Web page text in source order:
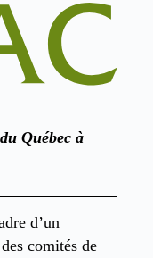
Québec à
d’un
comités de